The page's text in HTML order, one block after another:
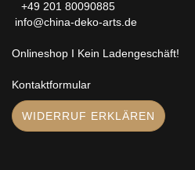
+49 201 80090885
info@china-deko-arts.de
Onlineshop I Kein Ladengeschäft!
Kontaktformular
WIDERRUF ERKLÄREN